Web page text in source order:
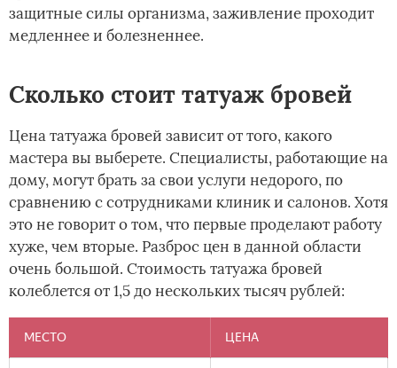
защитные силы организма, заживление проходит
медленнее и болезненнее.
Сколько стоит татуаж бровей
Цена татуажа бровей зависит от того, какого
мастера вы выберете. Специалисты, работающие на
дому, могут брать за свои услуги недорого, по
сравнению с сотрудниками клиник и салонов. Хотя
это не говорит о том, что первые проделают работу
хуже, чем вторые. Разброс цен в данной области
очень большой. Стоимость татуажа бровей
колеблется от 1,5 до нескольких тысяч рублей:
МЕСТО ЦЕНА